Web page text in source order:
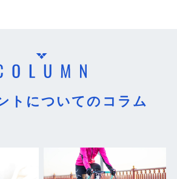
トについてのコラム